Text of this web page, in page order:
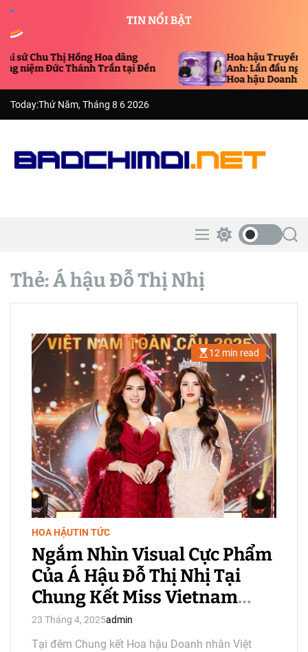
TIN NỔI BẬT
Thị Hồng Hoa dâng
Đức Thánh Trần tại Đền
Hoa hậu Truyền thông
Anh: Lần đầu ngồi ghế
Hoa hậu Doanh nhân
Today:Thứ Năm, Tháng 8 6 2026
M
i
M
u
l
o
r
o
d
e
S
Thẻ:Á hậu Đỗ Thị Nhị
E
t
a
t
e
d
r
e
a
d
t
i
m
e
12 min read
HOA HẬUTIN TỨC
Ngắm Nhìn Visual Cực Phẩm
Của Á Hậu Đỗ Thị Nhị Tại
Chung Kết Miss Vietnam
Global Business 2025
23 Tháng 4, 2025admin
Tại đêm Chung kết Hoa hậu Doanh nhân Việt